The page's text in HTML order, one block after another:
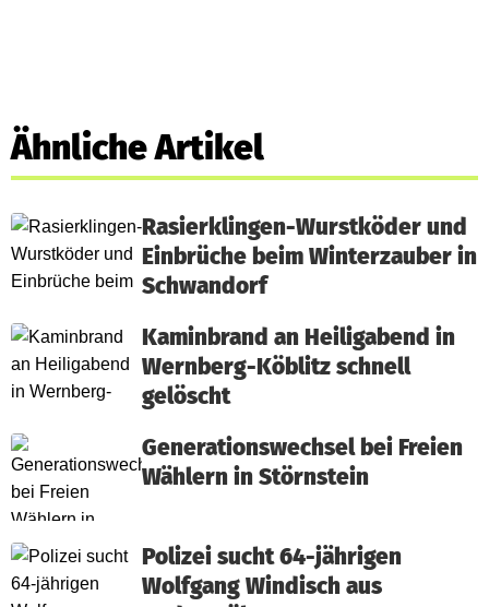
Ähnliche Artikel
Rasierklingen-Wurstköder und
Einbrüche beim Winterzauber in
Schwandorf
Kaminbrand an Heiligabend in
Wernberg-Köblitz schnell
gelöscht
Generationswechsel bei Freien
Wählern in Störnstein
Polizei sucht 64-jährigen
Wolfgang Windisch aus